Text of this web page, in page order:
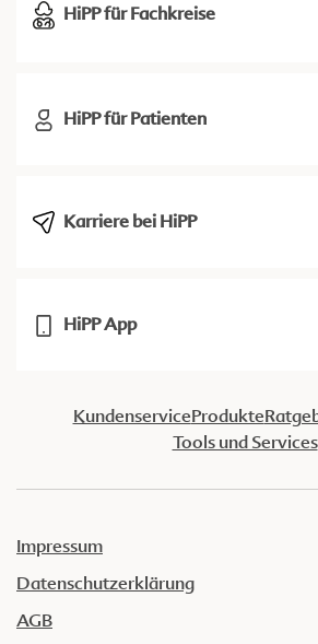
HiPP für Fachkreise
HiPP für Patienten
Karriere bei HiPP
HiPP App
KundenserviceProdukte
Tools und Services
Impressum
Datenschutzerklärung
AGB